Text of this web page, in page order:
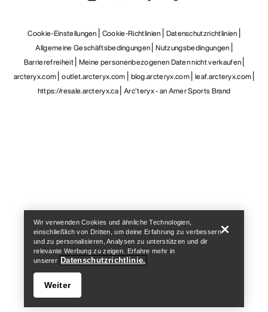
Cookie-Einstellungen Cookie-Richtlinien Datenschutzrichtlinien
Allgemeine Geschäftsbedingungen Nutzungsbedingungen
Barrierefreiheit Meine personenbezogenen Daten nicht verkaufen
arcteryx.com outlet.arcteryx.com blog.arcteryx.com leaf.arcteryx.com
https://resale.arcteryx.ca Arc'teryx - an Amer Sports Brand
Wir verwenden Cookies und ähnliche Technologien,
einschließlich von Dritten, um deine Erfahrung zu verbessern
und zu personalisieren, Analysen zu unterstützen und dir
relevante Werbung zu zeigen. Erfahre mehr in
unserer Datenschutzrichtlinie.
Weiter